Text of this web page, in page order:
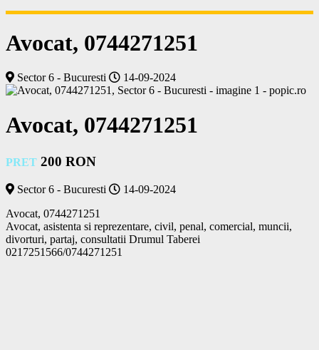
Avocat, 0744271251
Sector 6 - Bucuresti 14-09-2024
Avocat, 0744271251
PRET 200 RON
Sector 6 - Bucuresti
14-09-2024
Avocat, 0744271251
Avocat, asistenta si reprezentare, civil, penal, comercial, muncii,
divorturi, partaj, consultatii Drumul Taberei